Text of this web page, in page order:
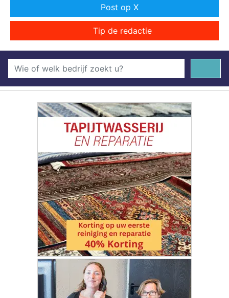
Post op X
Tip de redactie